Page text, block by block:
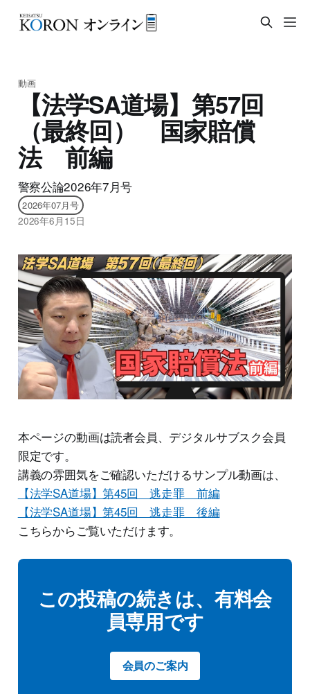
動画
【法学SA道場】第57回
（最終回） 国家賠償
法 前編
警察公論2026年7月号
2026年07月号
2026年6月15日
本ページの動画は読者会員、デジタルサブスク会員
限定です。
講義の雰囲気をご確認いただけるサンプル動画は、
【法学SA道場】第45回 逃走罪 前編
【法学SA道場】第45回 逃走罪 後編
こちらからご覧いただけます。
この投稿の続きは、有料会
員専用です
会員のご案内